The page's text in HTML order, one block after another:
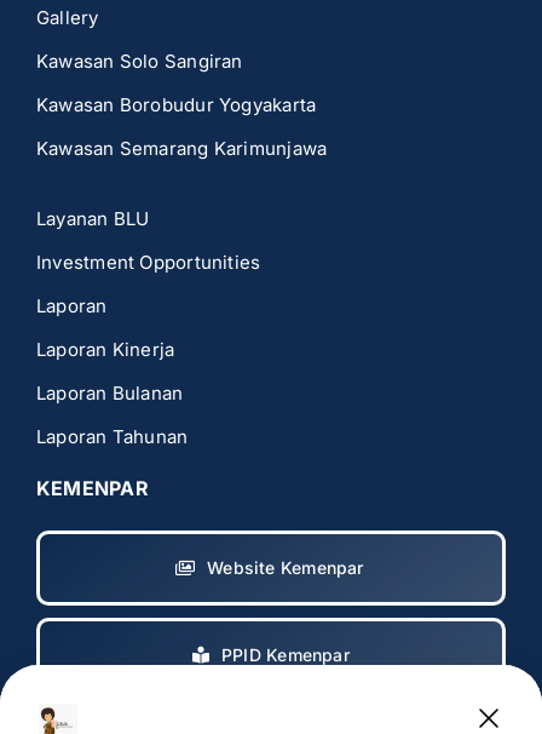
Gallery
Kawasan Solo Sangiran
Kawasan Borobudur Yogyakarta
Kawasan Semarang Karimunjawa
Layanan BLU
Investment Opportunities
Laporan
Laporan Kinerja
Laporan Bulanan
Laporan Tahunan
KEMENPAR
Website Kemenpar
PPID Kemenpar